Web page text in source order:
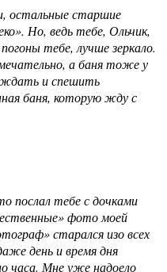
остальные старшие
Но, ведь тебе, Ольчик,
тебе, лучше зеркало.
а баня тоже у
ждать и спешить
баня, которую жду с
послал тебе с дочками
фото моей
старался изо всех
день и время дня
часа. Мне уже надоело